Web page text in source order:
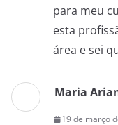
para meu
esta
área e sei
Maria
19 de março